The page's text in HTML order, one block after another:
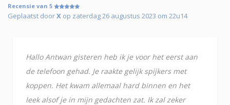
Recensie van 5
Geplaatst doorX op zaterdag 26 augustus 2023 om 22u14
Hallo Antwan gisteren heb ik je voor het eerst aan
de telefoon gehad. Je raakte gelijk spijkers met
koppen. Het kwam allemaal hard binnen en het
leek alsof je in mijn gedachten zat. Ik zal zeker